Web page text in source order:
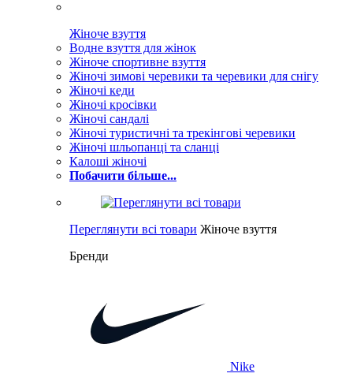
Жіноче взуття
Водне взуття для жінок
Жіноче спортивне взуття
Жіночі зимові черевики та черевики для снігу
Жіночі кеди
Жіночі кросівки
Жіночі сандалі
Жіночі туристичні та трекінгові черевики
Жіночі шльопанці та сланці
Калоші жіночі
Побачити більше...
Переглянути всі товари Жіноче взуття
Бренди
Nike